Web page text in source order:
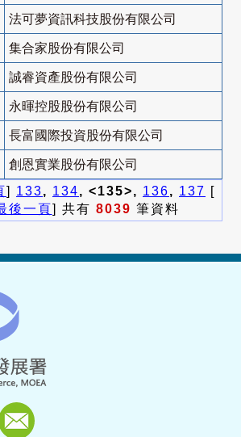
法可夢資訊科技股份有限公司
集合家股份有限公司
誠睿資產股份有限公司
永暉控股股份有限公司
長富國際投資股份有限公司
創恩實業股份有限公司
] 133, 134, <135>, 136, 137 [
後一頁] 共有 8039 筆資料